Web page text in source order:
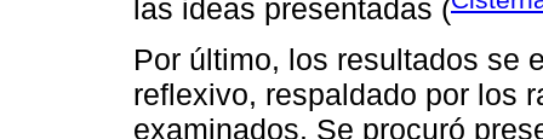
las ideas presentadas (
Por último, los resultados se
reflexivo, respaldado por los
examinados. Se procuró